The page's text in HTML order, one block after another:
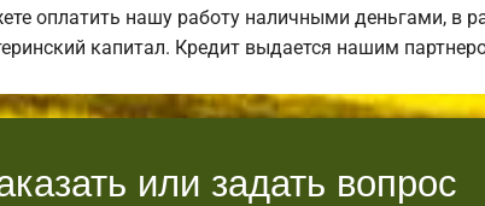
оплатить нашу работу наличными деньгами, в
капитал. Кредит выдается нашим
или задать вопрос